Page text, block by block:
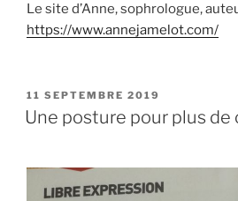
Le site d’Anne, sophrologue,
https://www.annejamelot.com/
PUBLIÉ
LE
11 SEPTEMBRE 2019
Une posture pour plus de